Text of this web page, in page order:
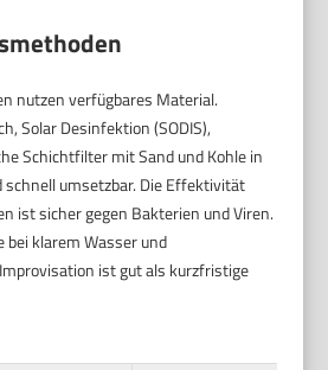
nutzen verfügbares Material.
Solar Desinfektion (SODIS),
Schichtfilter mit Sand und Kohle in
schnell umsetzbar. Die Effektivität
ist sicher gegen Bakterien und Viren.
bei klarem Wasser und
ist gut als kurzfristige